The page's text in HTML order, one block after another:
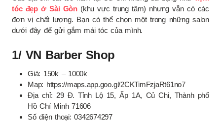
tóc đẹp ở Sài Gòn(khu vực trung tâm) nhưng vẫn có các
đơn vị chất lượng. Bạn có thể chọn một trong những salon
dưới đây để gửi gắm mái tóc của mình.
1/ VN Barber Shop
Giá: 150k – 1000k
Map: https://maps.app.goo.gl/2CKTimFzjaRt61no7
Địa chỉ: 29 Đ. Tỉnh Lộ 15, Ấp 1A, Củ Chi, Thành phố
Hồ Chí Minh 71606
Số điện thoại: 0342674297